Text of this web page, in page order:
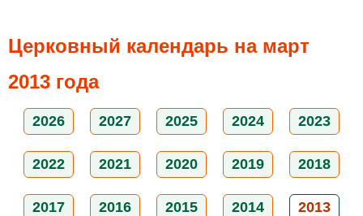
Церковный календарь на март
2013 года
2026 2027 2025 2024 2023
2022 2021 2020 2019 2018
2017 2016 2015 2014 2013